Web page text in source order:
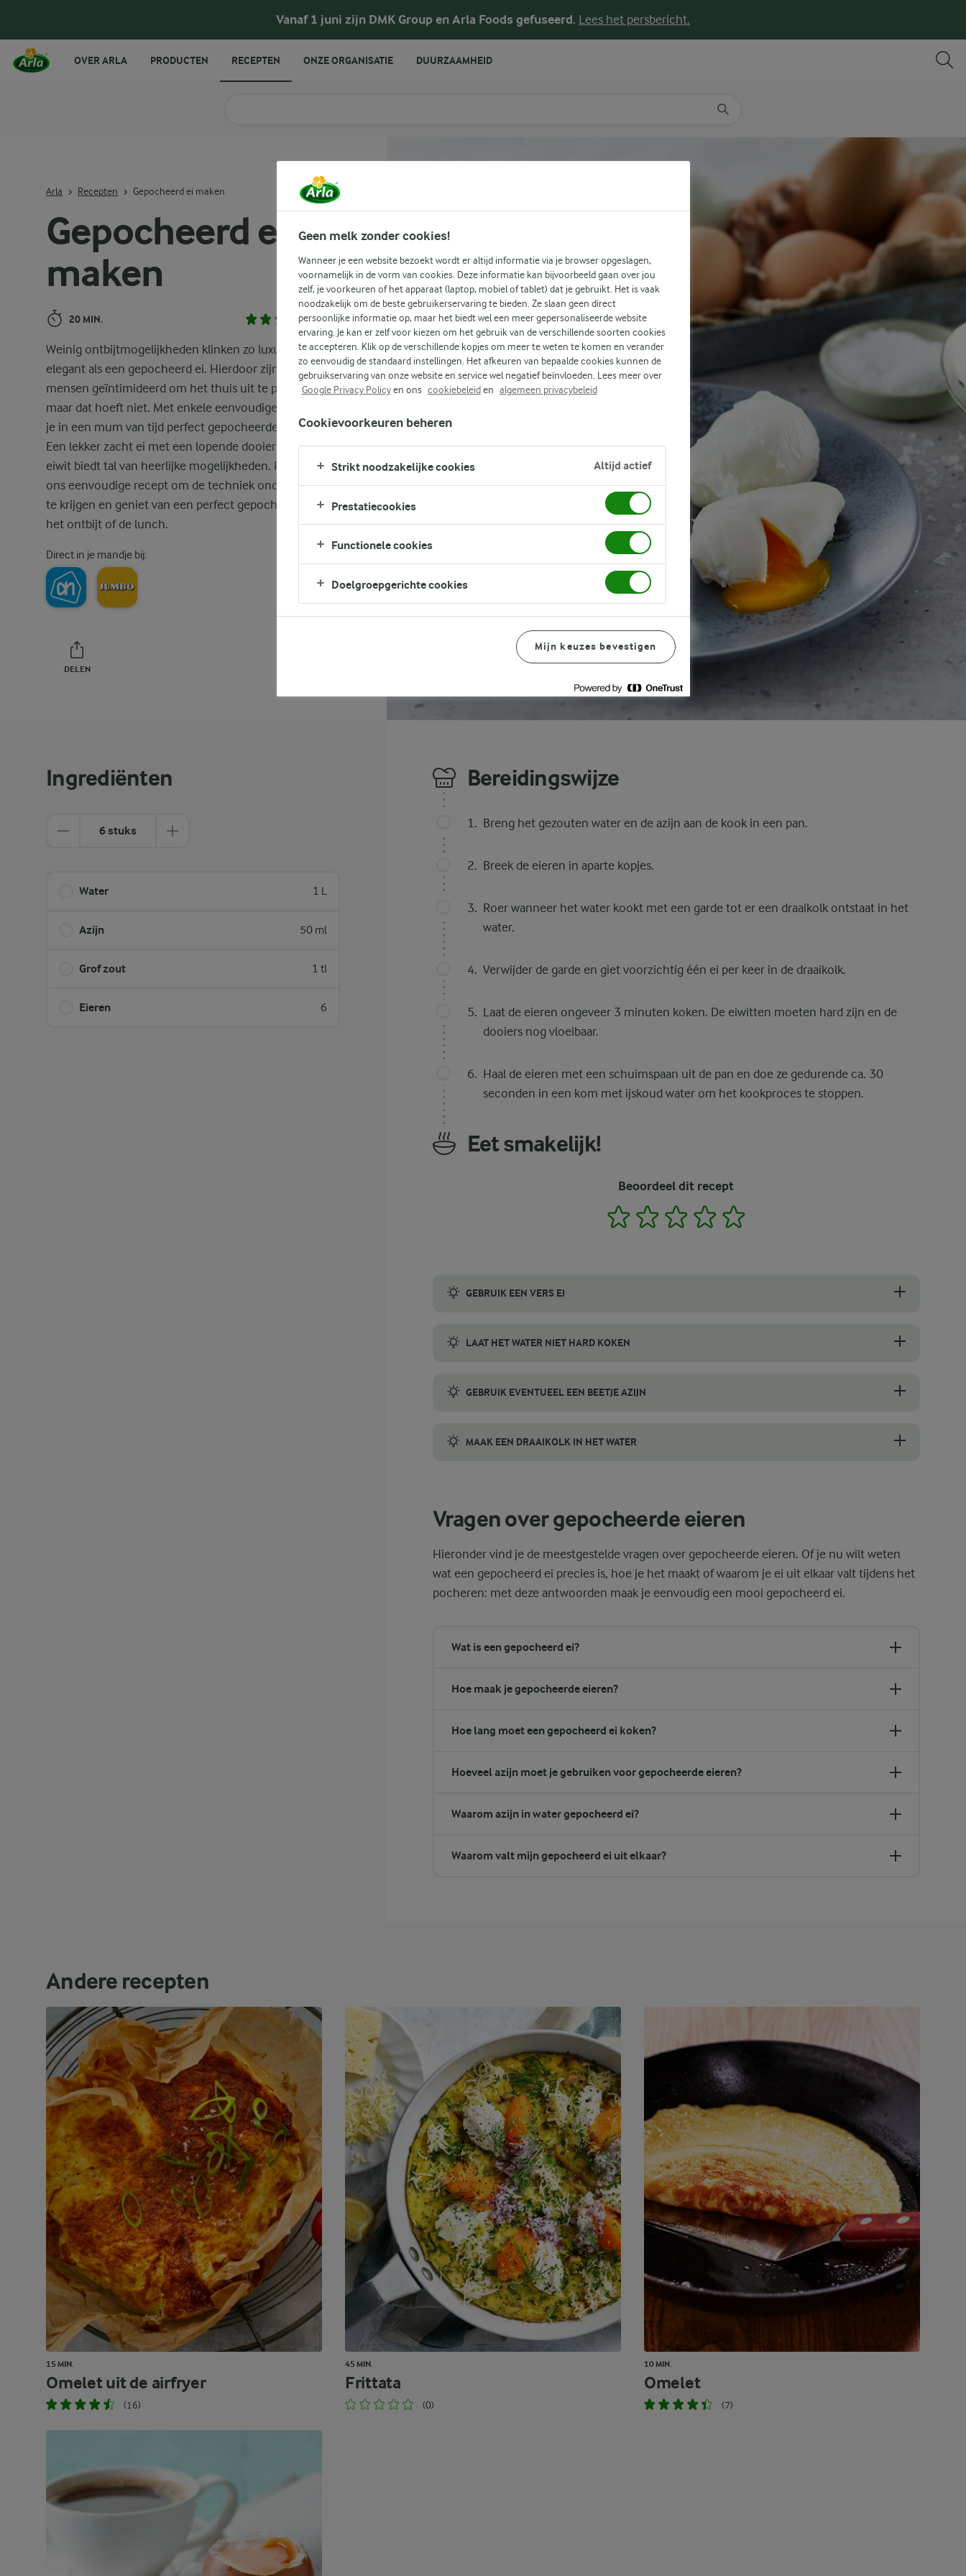
Vanaf 1 juni zijn DMK Group en Arla Foods gefuseerd. Lees het persbericht.
Gepocheerd ei
maken
20 MIN. (5)
Weinig ontbijtmogelijkheden klinken zo luxueus en
elegant als een gepocheerd ei. Hierdoor zijn nogal wat
mensen geïntimideerd om het thuis uit te proberen,
maar dat hoeft niet. Met enkele eenvoudige tips bereid
je in een mum van tijd perfect gepocheerde eieren.
Een lekker zacht ei met een lopende dooier in stevig
eiwit biedt tal van heerlijke mogelijkheden. Probeer dus
ons eenvoudige recept om de techniek onder de knie
te krijgen en geniet van een perfect gepocheerd ei bij
het ontbijt of de lunch.
Direct in je mandje bij:
DELEN
Arla Recepten Gepocheerd ei maken
Ingrediënten
6 stuks
Water 1 L
Azijn 50 ml
Grof zout 1 tl
Eieren 6
Bereidingswijze
Breng het gezouten water en de azijn aan de kook in een pan.
Breek de eieren in aparte kopjes.
Roer wanneer het water kookt met een garde tot er een draaikolk ontstaat in het
water.
Verwijder de garde en giet voorzichtig één ei per keer in de draaikolk.
Laat de eieren ongeveer 3 minuten koken. De eiwitten moeten hard zijn en de
dooiers nog vloeibaar.
Haal de eieren met een schuimspaan uit de pan en doe ze gedurende ca. 30
seconden in een kom met ijskoud water om het kookproces te stoppen.
Eet smakelijk!
Beoordeel dit recept
1 2 3 4
GEBRUIK EEN VERS EI
LAAT HET WATER NIET HARD KOKEN
GEBRUIK EVENTUEEL EEN BEETJE AZIJN
MAAK EEN DRAAIKOLK IN HET WATER
Vragen over gepocheerde eieren
Hieronder vind je de meestgestelde vragen over gepocheerde eieren. Of je nu wilt weten
wat een gepocheerd ei precies is, hoe je het maakt of waarom je ei uit elkaar valt tijdens het
pocheren: met deze antwoorden maak je eenvoudig een mooi gepocheerd ei.
Wat is een gepocheerd ei?
Hoe maak je gepocheerde eieren?
Hoe lang moet een gepocheerd ei koken?
Hoeveel azijn moet je gebruiken voor gepocheerde eieren?
Waarom azijn in water gepocheerd ei?
Waarom valt mijn gepocheerd ei uit elkaar?
Andere recepten
15 MIN.
Omelet uit de airfryer
(16)
45 MIN.
Frittata
(0)
10 MIN.
Omelet
(7)
OVER ARLA PRODUCTEN RECEPTEN ONZE ORGANISATIE DUURZAAMHEID
Geen melk zonder cookies!
Wanneer je een website bezoekt wordt er altijd informatie via je browser opgeslagen,
voornamelijk in de vorm van cookies. Deze informatie kan bijvoorbeeld gaan over jou
zelf, je voorkeuren of het apparaat (laptop, mobiel of tablet) dat je gebruikt. Het is vaak
noodzakelijk om de beste gebruikerservaring te bieden. Ze slaan geen direct
persoonlijke informatie op, maar het biedt wel een meer gepersonaliseerde website
ervaring. Je kan er zelf voor kiezen om het gebruik van de verschillende soorten cookies
te accepteren. Klik op de verschillende kopjes om meer te weten te komen en verander
zo eenvoudig de standaard instellingen. Het afkeuren van bepaalde cookies kunnen de
gebruikservaring van onze website en service wel negatief beïnvloeden. Lees meer over
Google Privacy Policyen ons cookiebeleiden algemeen privacybeleid
Cookievoorkeuren beheren
Strikt noodzakelijke cookies Altijd actief
Prestatiecookies
Functionele cookies
Doelgroepgerichte cookies
Mijn keuzes bevestigen